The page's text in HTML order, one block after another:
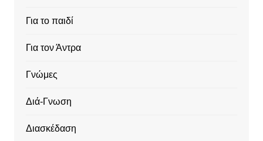
Για το παιδί
Για τον Άντρα
Γνώμες
Διά-Γνωση
Διασκέδαση